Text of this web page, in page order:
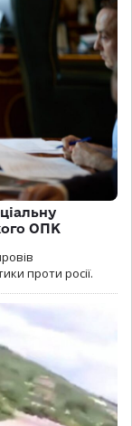
ОПК
проти росії.